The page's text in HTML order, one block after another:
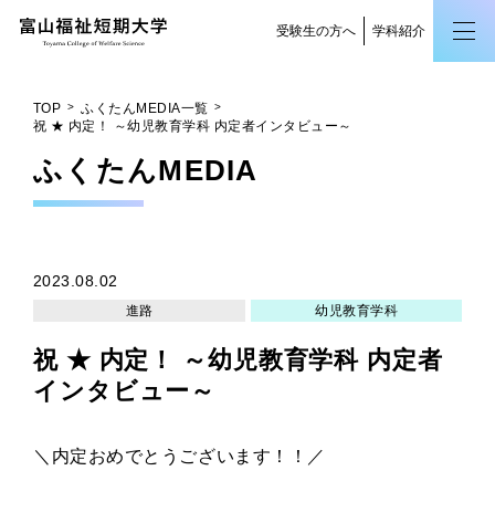
受験生の方へ 学科紹介
TOP
ふくたんMEDIA一覧
祝 ★ 内定！ ～幼児教育学科 内定者インタビュー～
ふくたんMEDIA
2023.08.02
進路 幼児教育学科
祝 ★ 内定！ ～幼児教育学科 内定者
インタビュー～
＼内定おめでとうございます！！／